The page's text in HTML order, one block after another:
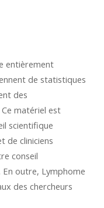
entièrement
de statistiques
des
matériel est
scientifique
de cliniciens
conseil
En outre, Lymphome
des chercheurs